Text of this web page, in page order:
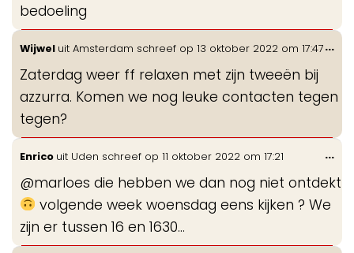
bedoeling
Wijwel uit Amsterdam schreef op 13 oktober 2022 om 17:47
Zaterdag weer ff relaxen met zijn tweeën bij
azzurra. Komen we nog leuke contacten tegen
tegen?
...
Enrico uit Uden schreef op 11 oktober 2022 om 17:21
@marloes die hebben we dan nog niet ontdekt
volgende week woensdag eens kijken ? We
zijn er tussen 16 en 1630…
...